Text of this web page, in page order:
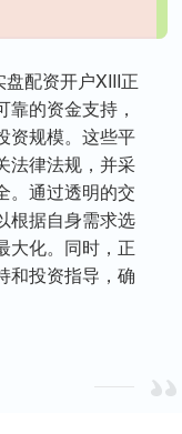
配资开户XIII‌正
的资金支持，
资规模。这些平
法律法规，并采
。通过透明的交
根据自身需求选
大化。同时，正
和投资指导，确